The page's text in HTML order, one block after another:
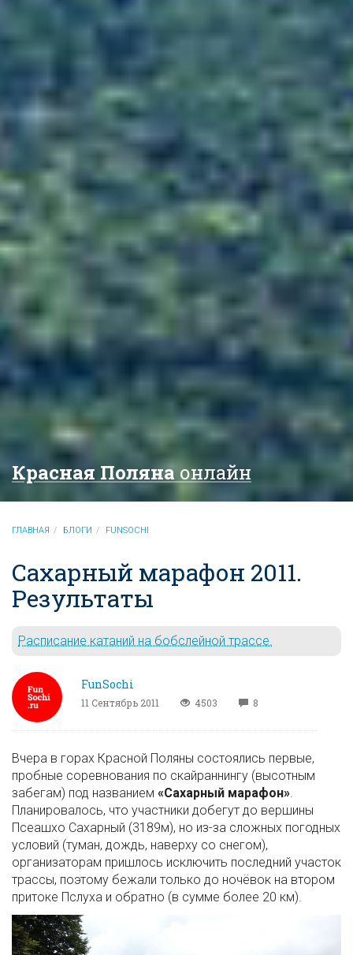
Красная Поляна онлайн
ГЛАВНАЯ БЛОГИ FUNSOCHI
Сахарный марафон 2011.
Результаты
Расписание катаний на бобслейной трассе.
FunSochi
11 Сентябрь 2011 4503 8
Вчера в горах Красной Поляны состоялись первые,
пробные соревнования по скайраннингу (высотным
забегам) под названием «Сахарный марафон».
Планировалось, что участники добегут до вершины
Псеашхо Сахарный (3189м), но из-за сложных погодных
условий (туман, дождь, наверху со снегом),
организаторам пришлось исключить последний участок
трассы, поэтому бежали только до ночёвок на втором
притоке Пслуха и обратно (в сумме более 20 км).